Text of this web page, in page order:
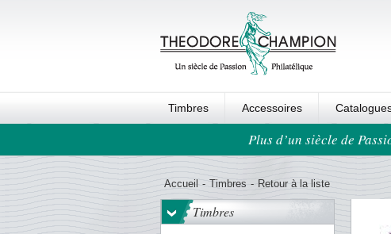
Timbres Accessoires
Ordre au panierPlus d’un siècle de
Accueil - Timbres - Retour à la liste
Timbres